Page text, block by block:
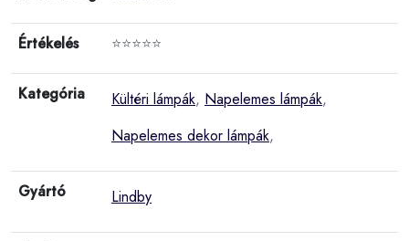
Értékelés ⭐⭐⭐⭐⭐
Kategória Kültéri lámpák, Napelemes lámpák,
Napelemes dekor lámpák,
Gyártó Lindby